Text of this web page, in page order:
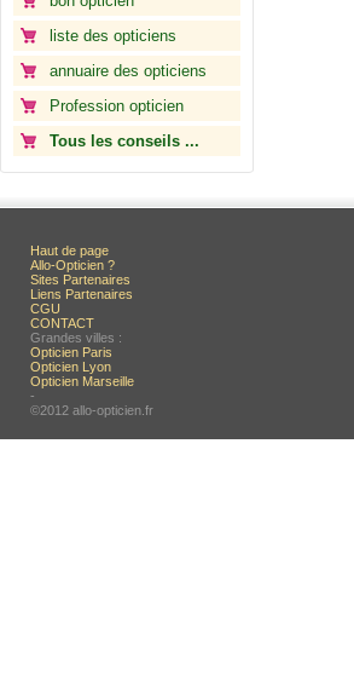
liste des opticiens
annuaire des opticiens
Profession opticien
Tous les conseils ...
Haut de page
Allo-Opticien ?
Sites Partenaires
Liens Partenaires
CGU
CONTACT
Grandes villes :
Opticien Paris
Opticien Lyon
Opticien Marseille
-
©2012 allo-opticien.fr